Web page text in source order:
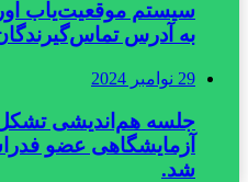
سیستم موقعیت‌یاب
به آدرس تماس‌گیرندگان
29 نوامبر 2024
جلسه هم‌اندیشی
آزمایشگاهی عضو
شد.